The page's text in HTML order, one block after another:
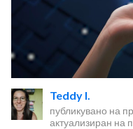
Teddy I.
публикувано на
актуализиран на